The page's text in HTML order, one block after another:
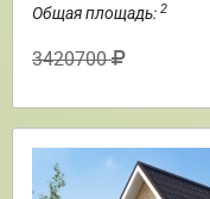
Общая площадь: 2
3420700